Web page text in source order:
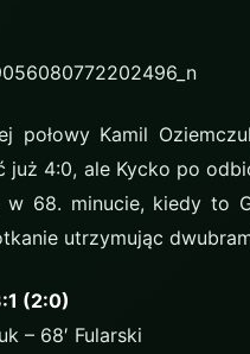
Kamil
już 4:0, ale Kycko po
w 68. minucie, kiedy to
utrzymując
(2:0)
– 68′ Fularski